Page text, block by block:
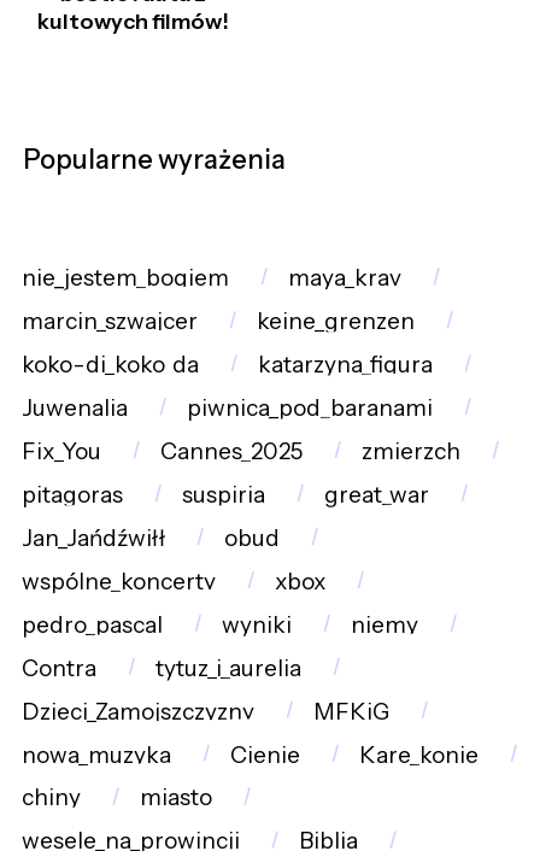
kultowych filmów!
Popularne wyrażenia
nie_jestem_bogiem
maya_krav
marcin_szwajcer
keine_grenzen
koko-di_koko_da
katarzyna_figura
Juwenalia
piwnica_pod_baranami
Fix_You
Cannes_2025
zmierzch
pitagoras
suspiria
great_war
Jan_Jańdźwiłł
obud
wspólne_koncerty
xbox
pedro_pascal
wyniki
niemy
Contra
tytuz_i_aurelia
Dzieci_Zamojszczyzny
MFKiG
nowa_muzyka
Cienie
Kare_konie
chiny
miasto
wesele_na_prowincji
Biblia